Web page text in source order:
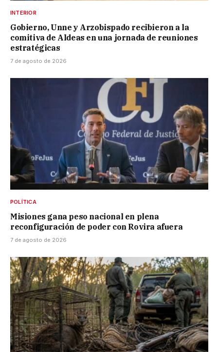
INTERIOR
Gobierno, Unne y Arzobispado recibieron a la
comitiva de Aldeas en una jornada de reuniones
estratégicas
7 de agosto de 2026
POLÍTICA
Misiones gana peso nacional en plena
reconfiguración de poder con Rovira afuera
7 de agosto de 2026